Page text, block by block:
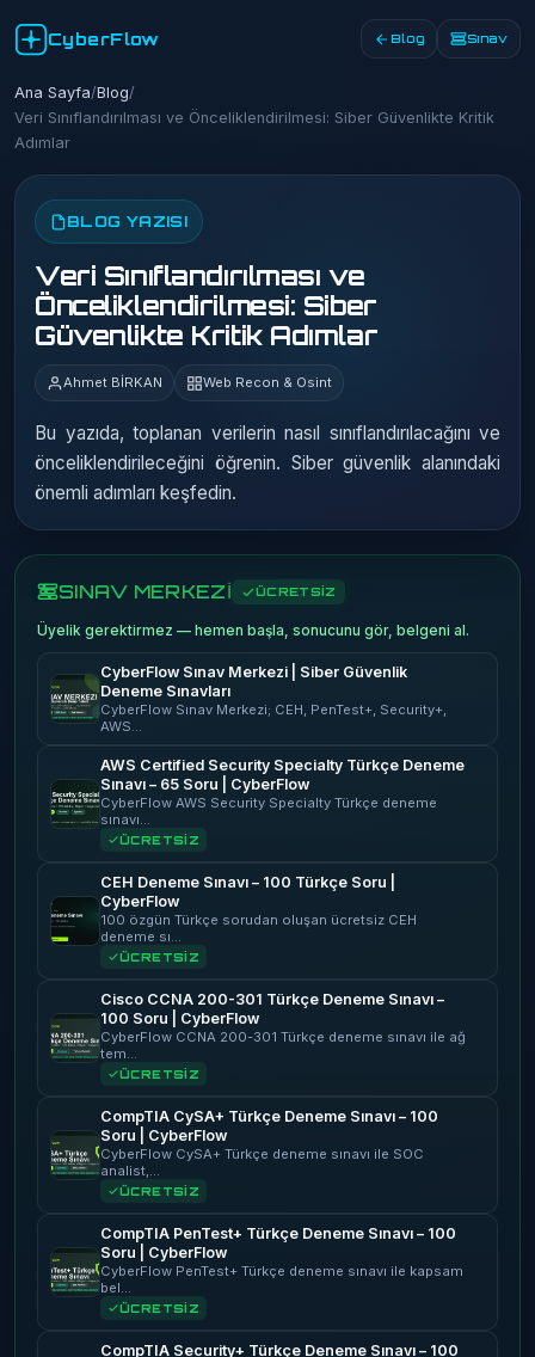
CyberFlow Blog Sınav
Ana Sayfa/Blog/
Veri Sınıflandırılması ve Önceliklendirilmesi: Siber Güvenlikte Kritik
Adımlar
BLOG YAZISI
Veri Sınıflandırılması ve
Önceliklendirilmesi: Siber
Güvenlikte Kritik Adımlar
Ahmet BİRKAN Web Recon & Osint
Bu yazıda, toplanan verilerin nasıl sınıflandırılacağını ve
önceliklendirileceğini öğrenin. Siber güvenlik alanındaki
önemli adımları keşfedin.
SINAV MERKEZİ ÜCRETSİZ
Üyelik gerektirmez — hemen başla, sonucunu gör, belgeni al.
CyberFlow Sınav Merkezi | Siber Güvenlik
Deneme Sınavları
CyberFlow Sınav Merkezi; CEH, PenTest+, Security+,
AWS…
AWS Certified Security Specialty Türkçe Deneme
Sınavı – 65 Soru | CyberFlow
CyberFlow AWS Security Specialty Türkçe deneme
sınavı…
ÜCRETSİZ
CEH Deneme Sınavı – 100 Türkçe Soru |
CyberFlow
100 özgün Türkçe sorudan oluşan ücretsiz CEH
deneme sı…
ÜCRETSİZ
Cisco CCNA 200-301 Türkçe Deneme Sınavı –
100 Soru | CyberFlow
CyberFlow CCNA 200-301 Türkçe deneme sınavı ile ağ
tem…
ÜCRETSİZ
CompTIA CySA+ Türkçe Deneme Sınavı – 100
Soru | CyberFlow
CyberFlow CySA+ Türkçe deneme sınavı ile SOC
analist,…
ÜCRETSİZ
CompTIA PenTest+ Türkçe Deneme Sınavı – 100
Soru | CyberFlow
CyberFlow PenTest+ Türkçe deneme sınavı ile kapsam
bel…
ÜCRETSİZ
CompTIA Security+ Türkçe Deneme Sınavı – 100